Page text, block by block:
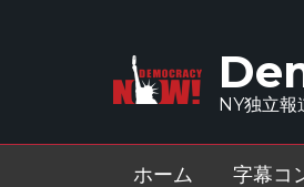
NY独立報
ホーム 字幕コ